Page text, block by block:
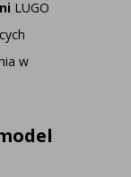
LUGO
w